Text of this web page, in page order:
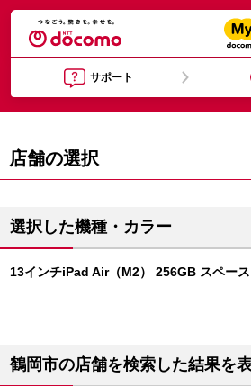
サポート
店舗の選択
選択した機種・カラー
13インチiPad Air（M2） 256GB スペース
鶴岡市の店舗を検索した結果を